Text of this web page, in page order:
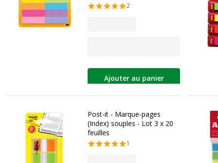
2
Ajouter au panier
Post-it - Marque-pages
(Index) souples - Lot 3 x 20
feuilles
1